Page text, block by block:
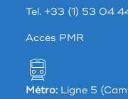
Tel. +33 (1) 53 04
Accés PMR
Métro:Ligne 5